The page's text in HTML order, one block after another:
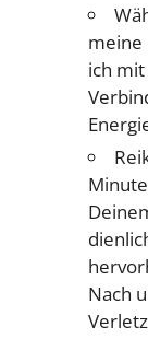
meine
ich
Nach